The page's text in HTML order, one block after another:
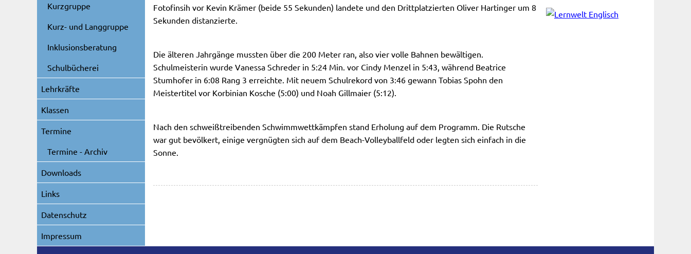
Fotofinsih vor Kevin Krämer (beide 55 Sekunden) landete und den Drittplatzierten Oliver Hartinger um 8
Sekunden distanzierte.
Die älteren Jahrgänge mussten über die 200 Meter ran, also vier volle Bahnen bewältigen.
Schulmeisterin wurde Vanessa Schreder in 5:24 Min. vor Cindy Menzel in 5:43, während Beatrice
Stumhofer in 6:08 Rang 3 erreichte. Mit neuem Schulrekord von 3:46 gewann Tobias Spohn den
Meistertitel vor Korbinian Kosche (5:00) und Noah Gillmaier (5:12).
Nach den schweißtreibenden Schwimmwettkämpfen stand Erholung auf dem Programm. Die Rutsche
war gut bevölkert, einige vergnügten sich auf dem Beach-Volleyballfeld oder legten sich einfach in die
Sonne.
Kurzgruppe
Kurz- und Langgruppe
Inklusionsberatung
Schulbücherei
Lehrkräfte
Klassen
Termine
Termine - Archiv
Downloads
Links
Datenschutz
Impressum